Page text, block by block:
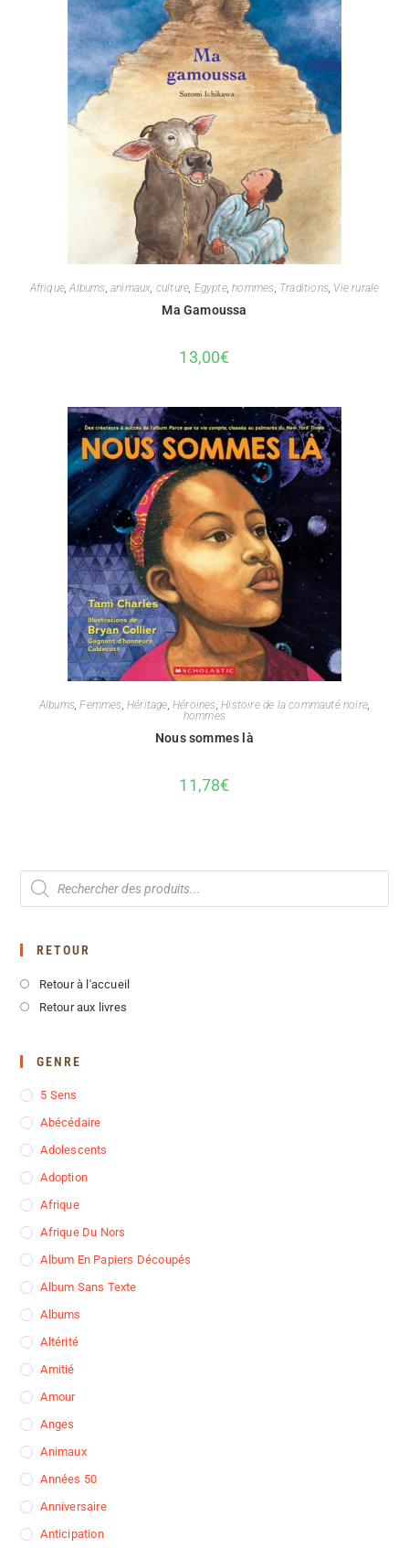
Afrique,Albums,animaux, culture, Egypte,hommes, Traditions, Vie rurale
Ma Gamoussa
13,00€
Albums ,Femmes ,Héritage ,Héroines ,Histoire de la commauté noire,
hommes
Nous sommes là
11,78€
RETOUR
Retour à l'accueil
Retour aux livres
GENRE
5 Sens
Abécédaire
Adolescents
Adoption
Afrique
Afrique Du Nors
Album En Papiers Découpés
Album Sans Texte
Albums
Altérité
Amitié
Amour
Anges
Animaux
Années 50
Anniversaire
Anticipation